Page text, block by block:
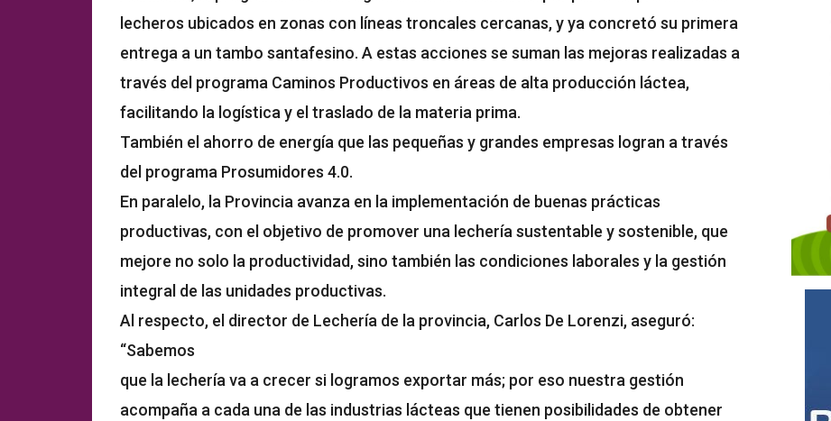
lecheros ubicados en zonas con líneas troncales cercanas, y ya concretó su primera
entrega a un tambo santafesino. A estas acciones se suman las mejoras realizadas a
través del programa Caminos Productivos en áreas de alta producción láctea,
facilitando la logística y el traslado de la materia prima.
También el ahorro de energía que las pequeñas y grandes empresas logran a través
del programa Prosumidores 4.0.
En paralelo, la Provincia avanza en la implementación de buenas prácticas
productivas, con el objetivo de promover una lechería sustentable y sostenible, que
mejore no solo la productividad, sino también las condiciones laborales y la gestión
integral de las unidades productivas.
Al respecto, el director de Lechería de la provincia, Carlos De Lorenzi, aseguró:
“Sabemos
que la lechería va a crecer si logramos exportar más; por eso nuestra gestión
acompaña a cada una de las industrias lácteas que tienen posibilidades de obtener